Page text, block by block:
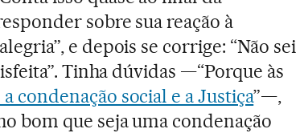
sobre sua reação à
e depois se corrige: “Não sei
Tinha dúvidas —“Porque às
condenação social e a Justiça”—,
bom que seja uma condenação